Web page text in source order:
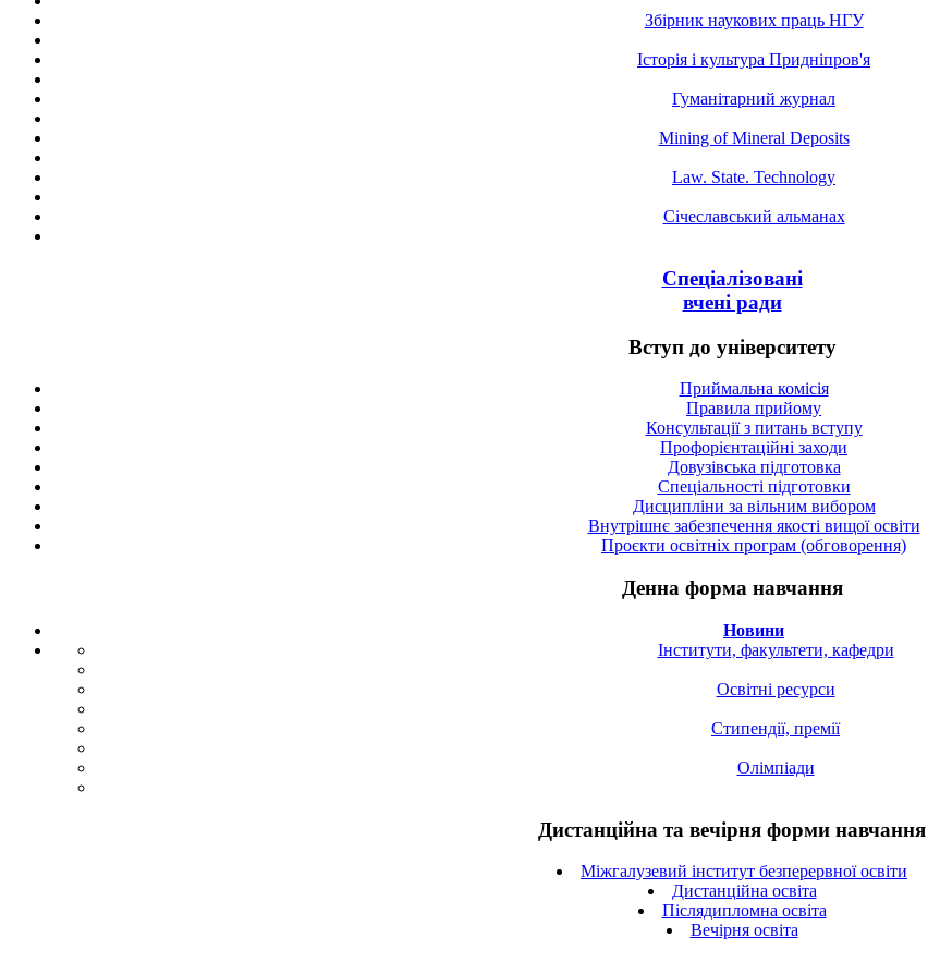
Збірник наукових праць НГУ
Історія і культура Придніпров'я
Гуманітарний журнал
Mining of Mineral Deposits
Law. State. Technology
Січеславський альманах
Спеціалізовані
вчені ради
Вступ до університету
Приймальна комісія
Правила прийому
Консультації з питань вступу
Профорієнтаційні заходи
Довузівська підготовка
Спецiальностi підготовки
Дисципліни за вільним вибором
Внутрішнє забезпечення якості вищої освіти
Проєкти освітніх програм (обговорення)
Денна форма навчання
Новини
Інститути, факультети, кафедри
Освітні ресурси
Стипендії, премії
Олімпіади
Дистанційна та вечірня форми навчання
Міжгалузевий інститут безперервної освіти
Дистанційна освіта
Післядипломна освіта
Вечірня освіта